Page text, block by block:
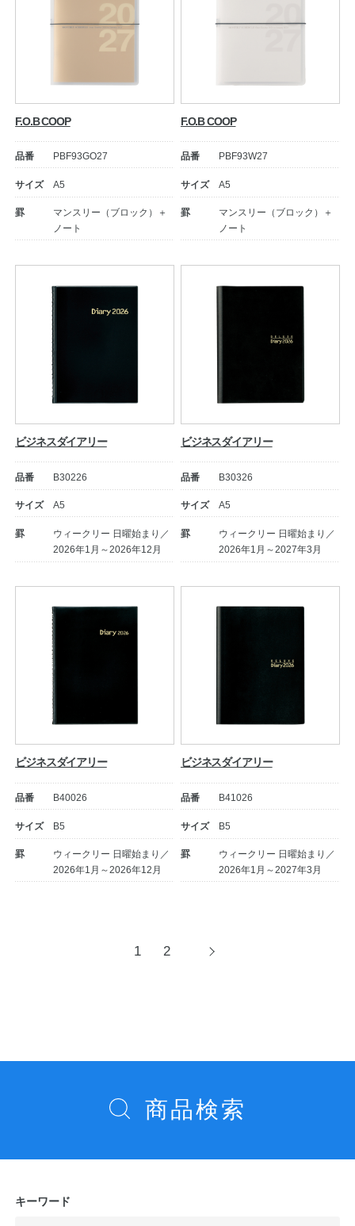
F.O.B COOP
品番 PBF93GO27
サイズ A5
罫
マンスリー（ブロック）＋
ノート
F.O.B COOP
品番 PBF93W27
サイズ A5
罫
マンスリー（ブロック）＋
ノート
ビジネスダイアリー
品番 B30226
サイズ A5
罫
ウィークリー 日曜始まり／
2026年1月～2026年12月
ビジネスダイアリー
品番 B30326
サイズ A5
罫
ウィークリー 日曜始まり／
2026年1月～2027年3月
ビジネスダイアリー
品番 B40026
サイズ B5
罫
ウィークリー 日曜始まり／
2026年1月～2026年12月
ビジネスダイアリー
品番 B41026
サイズ B5
罫
ウィークリー 日曜始まり／
2026年1月～2027年3月
ー
1 2
次
商品検索
キーワード